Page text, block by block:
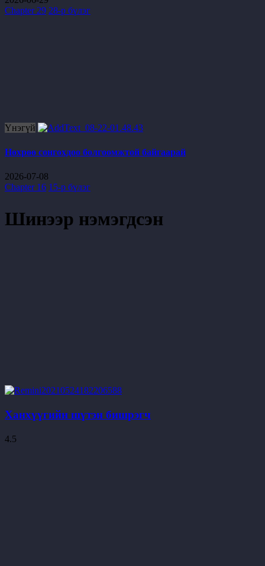
Chapter 29 28-р бүлэг
Үнэгүй
Нөхрөө сонгохдоо болгоомжтой байгаарай
2026-07-08
Chapter 16 15-р бүлэг
Шинээр нэмэгдсэн
Ханхүүгийн шүтэн бишрэгч
4.5